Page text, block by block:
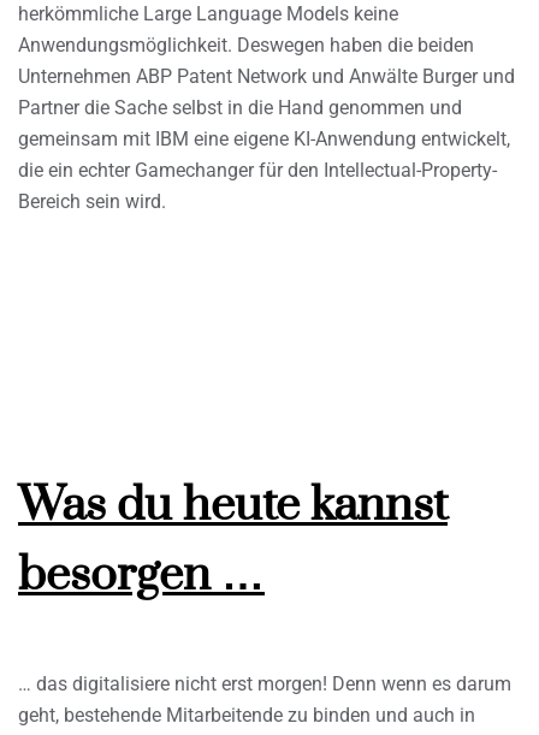
herkömmliche Large Language Models keine
Anwendungsmöglichkeit. Deswegen haben die beiden
Unternehmen ABP Patent Network und Anwälte Burger und
Partner die Sache selbst in die Hand genommen und
gemeinsam mit IBM eine eigene KI-Anwendung entwickelt,
die ein echter Gamechanger für den Intellectual-Property-
Bereich sein wird.
Was du heute kannst
besorgen …
… das digitalisiere nicht erst morgen! Denn wenn es darum
geht, bestehende Mitarbeitende zu binden und auch in